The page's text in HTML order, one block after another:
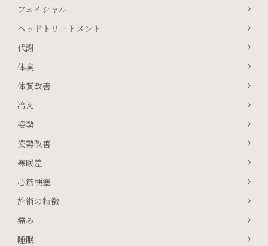
フェイシャル
ヘッドトリートメント
代謝
体臭
体質改善
冷え
姿勢
姿勢改善
寒暖差
心筋梗塞
施術の特徴
痛み
睡眠